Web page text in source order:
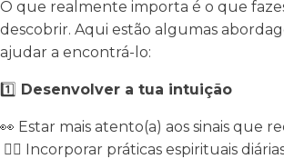
O que realmente importa é o que
descobrir. Aqui estão algumas
ajudar a encontrá-lo:
1️⃣ Desenvolver a tua intuição
👀 Estar mais atento(a) aos sinais que
🧘‍♀️ Incorporar práticas espirituais